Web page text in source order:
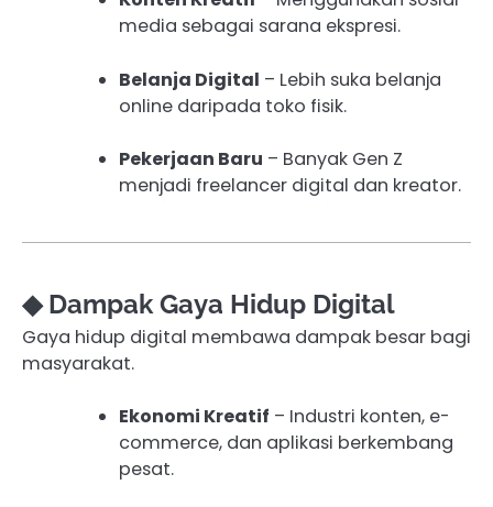
media sebagai sarana ekspresi.
Belanja Digital – Lebih suka belanja
online daripada toko fisik.
Pekerjaan Baru – Banyak Gen Z
menjadi freelancer digital dan kreator.
◆ Dampak Gaya Hidup Digital
Gaya hidup digital membawa dampak besar bagi
masyarakat.
Ekonomi Kreatif – Industri konten, e-
commerce, dan aplikasi berkembang
pesat.